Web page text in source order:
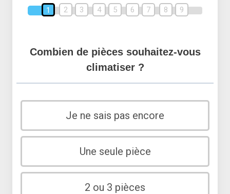
1 2 3 4 5 6 7 8 9
Combien de pièces souhaitez-vous
climatiser ?
Je ne sais pas encore
Une seule pièce
2 ou 3 pièces